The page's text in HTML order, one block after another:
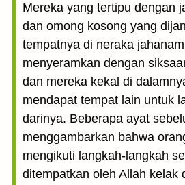
Mereka yang tertipu dengan
dan omong kosong yang
tempatnya di neraka
menyeramkan dengan
dan mereka kekal di
mendapat tempat lain untuk
darinya. Beberapa ayat
menggambarkan bahwa
mengikuti langkah-langkah
ditempatkan oleh Allah kelak